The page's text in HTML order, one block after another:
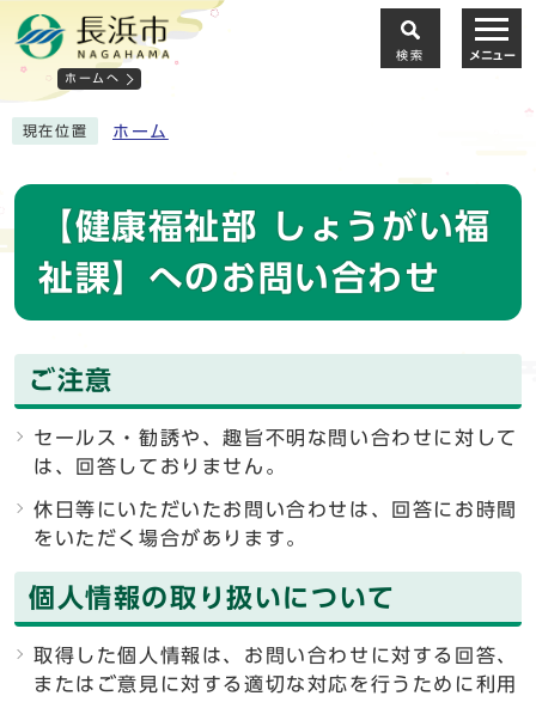
ホームへ
検索 メニュー
現在位置 ホーム
【健康福祉部 しょうがい福
祉課】へのお問い合わせ
ご注意
セールス・勧誘や、趣旨不明な問い合わせに対して
は、回答しておりません。
休日等にいただいたお問い合わせは、回答にお時間
をいただく場合があります。
個人情報の取り扱いについて
取得した個人情報は、お問い合わせに対する回答、
またはご意見に対する適切な対応を行うために利用